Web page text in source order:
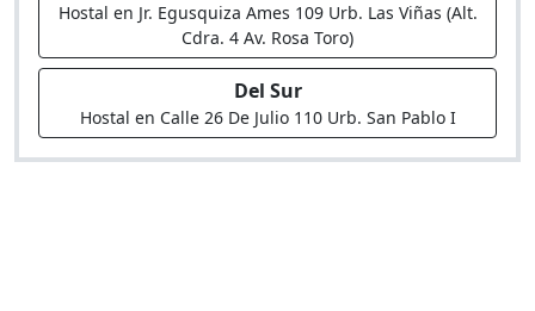
Hostal en Jr. Egusquiza Ames 109 Urb. Las Viñas (Alt.
Cdra. 4 Av. Rosa Toro)
Del Sur
Hostal en Calle 26 De Julio 110 Urb. San Pablo I